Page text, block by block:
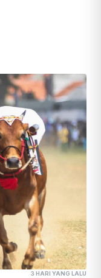
3 HARI YANG LALU